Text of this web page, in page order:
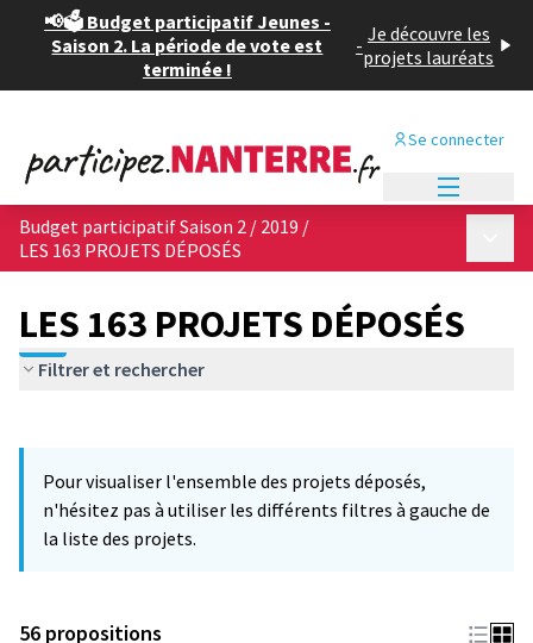
📢🗳️ Budget participatif Jeunes -
Saison 2. La période de vote est
terminée !
- Je découvre les
projets lauréats
Se connecter
Budget participatif Saison 2 / 2019 /
LES 163 PROJETS DÉPOSÉS
LES 163 PROJETS DÉPOSÉS
Filtrer et rechercher
−
Pour visualiser l'ensemble des projets déposés,
n'hésitez pas à utiliser les différents filtres à gauche de
la liste des projets.
56 propositions